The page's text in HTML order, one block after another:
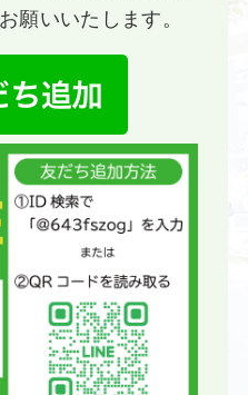
願いいたします。